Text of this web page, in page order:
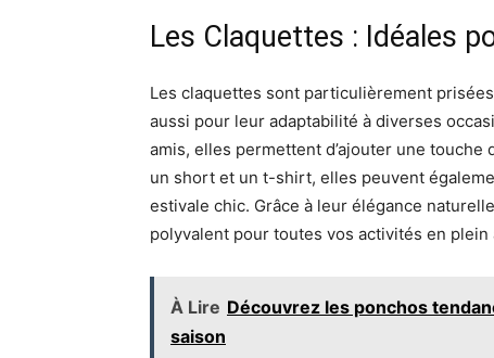
Les Claquettes : Idéales
Les claquettes sont particulièrement
aussi pour leur adaptabilité à diverses
amis, elles permettent d’ajouter une
un short et un t-shirt, elles peuvent
estivale chic. Grâce à leur élégance
polyvalent pour toutes vos activités en plein
À Lire Découvrez les ponchos
saison